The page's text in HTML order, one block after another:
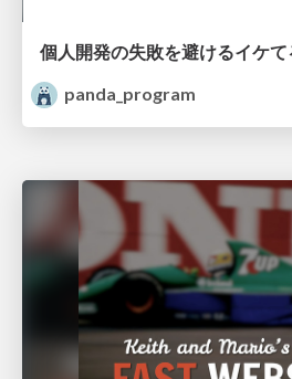
panda_program